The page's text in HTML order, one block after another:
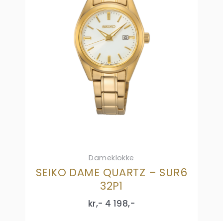
Dameklokke
SEIKO DAME QUARTZ – SUR6
32P1
kr,- 4 198,-